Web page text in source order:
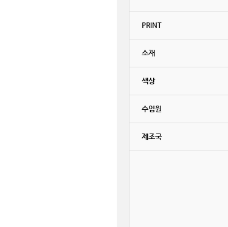
PRINT
소재
색상
수입원
제조국